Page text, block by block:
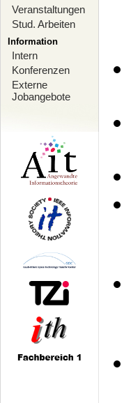
Veranstaltungen
Stud. Arbeiten
Information
Intern
Konferenzen
Externe
Jobangebote